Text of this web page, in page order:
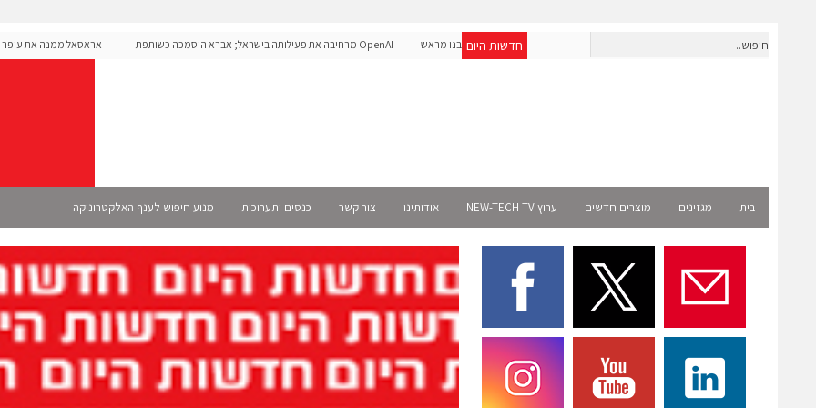
חדשות היום
חברת IAIG גייסה 6 מיליון דולר להקמת חברות תוכנה שנבנו מראש
OpenAI מרחיבה את פעילותה בישראל; אברא הוסמכה כשותפת
אראסאל ממנה את עופר
בית מגזינים מוצרים חדשים ערוץ NEW-TECH TV אודותינו צור קשר כנסים ותערוכות מנוע חיפוש לענף האלקטרוניקה